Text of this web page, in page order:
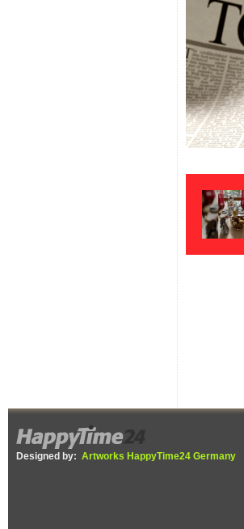
Designed by: Artworks HappyTime24 Germany